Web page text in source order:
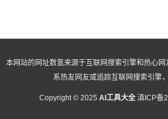
本网站的网址数氢来源于互联网搜索引擎和热心
系热友网友或追踪互联网搜索引擎
Copyright © 2025 AI工具大全 滇ICP备